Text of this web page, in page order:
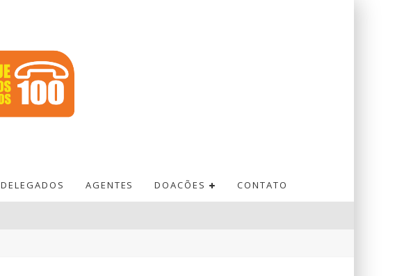
DELEGADOS AGENTES DOACÕES CONTATO